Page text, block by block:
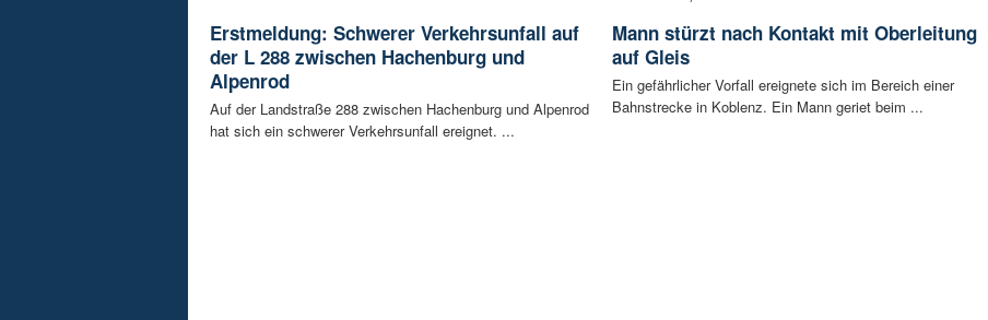
Erstmeldung: Schwerer Verkehrsunfall auf
der L 288 zwischen Hachenburg und
Alpenrod
Auf der Landstraße 288 zwischen Hachenburg und Alpenrod
hat sich ein schwerer Verkehrsunfall ereignet. ...
Mann stürzt nach Kontakt mit Oberleitung
auf Gleis
Ein gefährlicher Vorfall ereignete sich im Bereich einer
Bahnstrecke in Koblenz. Ein Mann geriet beim ...